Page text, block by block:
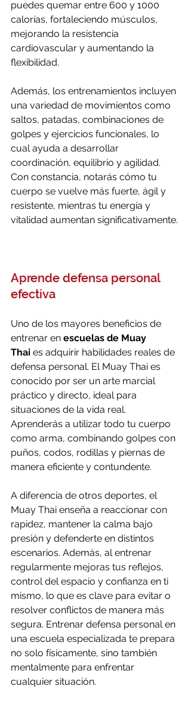
puedes quemar entre 600 y 1000
calorías, fortaleciendo músculos,
mejorando la resistencia
cardiovascular y aumentando la
flexibilidad.
Además, los entrenamientos incluyen
una variedad de movimientos como
saltos, patadas, combinaciones de
golpes y ejercicios funcionales, lo
cual ayuda a desarrollar
coordinación, equilibrio y agilidad.
Con constancia, notarás cómo tu
cuerpo se vuelve más fuerte, ágil y
resistente, mientras tu energía y
vitalidad aumentan significativamente.
Aprende defensa personal
efectiva
Uno de los mayores beneficios de
entrenar en escuelas de Muay
Thai es adquirir habilidades reales de
defensa personal. El Muay Thai es
conocido por ser un arte marcial
práctico y directo, ideal para
situaciones de la vida real.
Aprenderás a utilizar todo tu cuerpo
como arma, combinando golpes con
puños, codos, rodillas y piernas de
manera eficiente y contundente.
A diferencia de otros deportes, el
Muay Thai enseña a reaccionar con
rapidez, mantener la calma bajo
presión y defenderte en distintos
escenarios. Además, al entrenar
regularmente mejoras tus reflejos,
control del espacio y confianza en ti
mismo, lo que es clave para evitar o
resolver conflictos de manera más
segura. Entrenar defensa personal en
una escuela especializada te prepara
no solo físicamente, sino también
mentalmente para enfrentar
cualquier situación.